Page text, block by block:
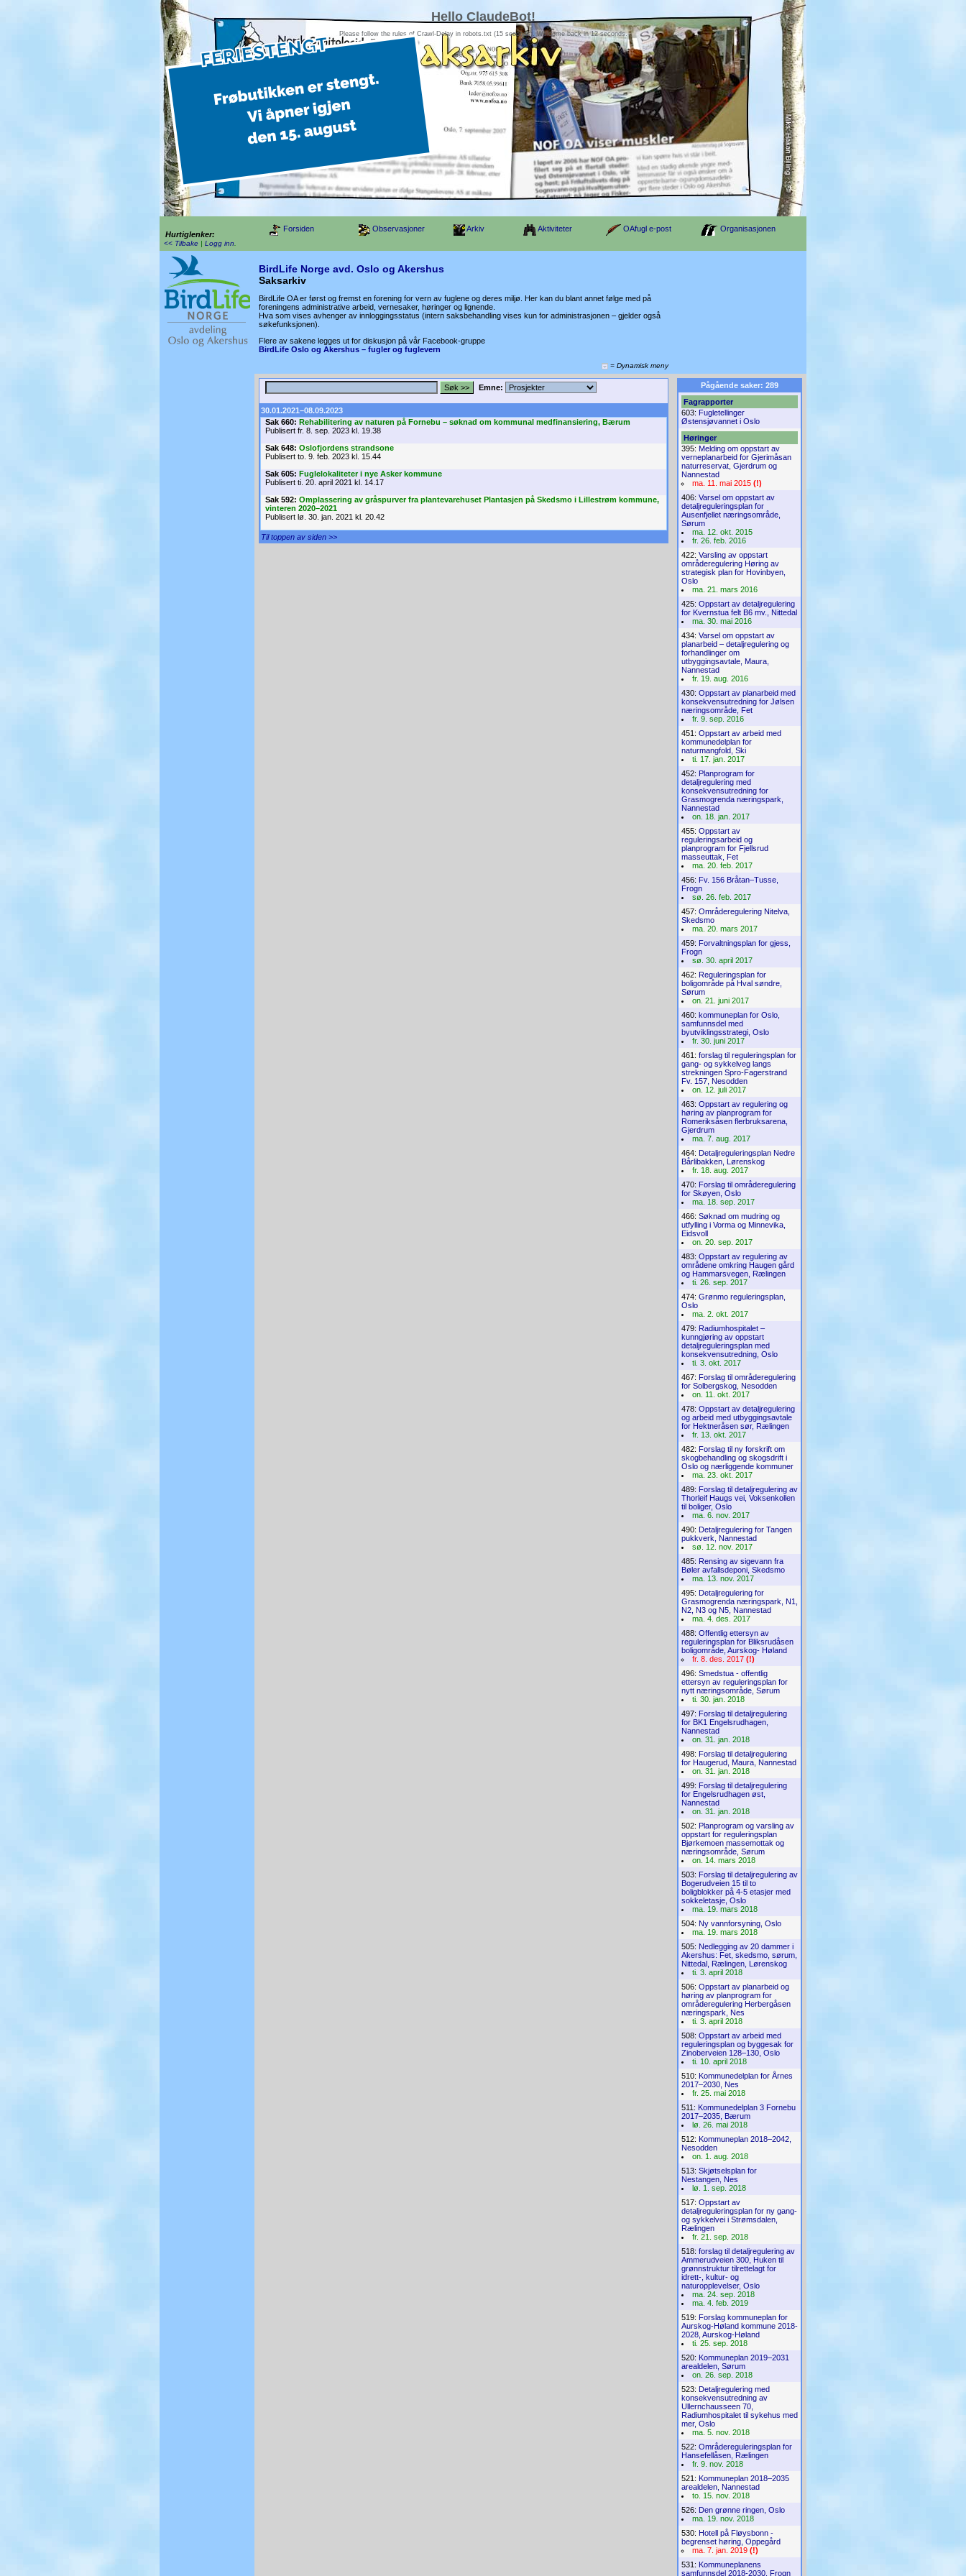
Hurtiglenker:
Forsiden Observasjoner Arkiv Aktiviteter OAfugl e-post Organisasjonen
Hello ClaudeBot!
Please follow the rules of Crawl-Delay in robots.txt (15 seconds). Welcome back in 12 seconds.
<< Tilbake | Logg inn
BirdLife Norge avd. Oslo og Akershus
Saksarkiv
BirdLife OA er først og fremst en forening for vern av fuglene og deres miljø. Her kan du blant annet følge med på
foreningens administrative arbeid, vernesaker, høringer og lignende.
Hva som vises avhenger av innloggingsstatus (intern saksbehandling vises kun for administrasjonen – gjelder også
søkefunksjonen).
Flere av sakene legges ut for diskusjon på vår Facebook-gruppe
BirdLife Oslo og Akershus – fugler og fuglevern
= Dynamisk meny
Emne:
30.01.2021–08.09.2023
Sak 660: Rehabilitering av naturen på Fornebu – søknad om kommunal medfinansiering, Bærum
Publisert fr. 8. sep. 2023 kl. 19.38
Sak 648: Oslofjordens strandsone
Publisert to. 9. feb. 2023 kl. 15.44
Sak 605: Fuglelokaliteter i nye Asker kommune
Publisert ti. 20. april 2021 kl. 14.17
Sak 592: Omplassering av gråspurver fra plantevarehuset Plantasjen på Skedsmo i Lillestrøm kommune,
vinteren 2020–2021
Publisert lø. 30. jan. 2021 kl. 20.42
Til toppen av siden >>
Pågående saker: 289
Fagrapporter
603: Fugletellinger
Østensjøvannet i Oslo
Høringer
395: Melding om oppstart av
verneplanarbeid for Gjerimåsan
naturreservat, Gjerdrum og
Nannestad
ma. 11. mai 2015 (!)
406: Varsel om oppstart av
detaljreguleringsplan for
Ausenfjellet næringsområde,
Sørum
ma. 12. okt. 2015
fr. 26. feb. 2016
422: Varsling av oppstart
områderegulering Høring av
strategisk plan for Hovinbyen,
Oslo
ma. 21. mars 2016
425: Oppstart av detaljregulering
for Kvernstua felt B6 mv., Nittedal
ma. 30. mai 2016
434: Varsel om oppstart av
planarbeid – detaljregulering og
forhandlinger om
utbyggingsavtale, Maura,
Nannestad
fr. 19. aug. 2016
430: Oppstart av planarbeid med
konsekvensutredning for Jølsen
næringsområde, Fet
fr. 9. sep. 2016
451: Oppstart av arbeid med
kommunedelplan for
naturmangfold, Ski
ti. 17. jan. 2017
452: Planprogram for
detaljregulering med
konsekvensutredning for
Grasmogrenda næringspark,
Nannestad
on. 18. jan. 2017
455: Oppstart av
reguleringsarbeid og
planprogram for Fjellsrud
masseuttak, Fet
ma. 20. feb. 2017
456: Fv. 156 Bråtan–Tusse,
Frogn
sø. 26. feb. 2017
457: Områderegulering Nitelva,
Skedsmo
ma. 20. mars 2017
459: Forvaltningsplan for gjess,
Frogn
sø. 30. april 2017
462: Reguleringsplan for
boligområde på Hval søndre,
Sørum
on. 21. juni 2017
460: kommuneplan for Oslo,
samfunnsdel med
byutviklingsstrategi, Oslo
fr. 30. juni 2017
461: forslag til reguleringsplan for
gang- og sykkelveg langs
strekningen Spro-Fagerstrand
Fv. 157, Nesodden
on. 12. juli 2017
463: Oppstart av regulering og
høring av planprogram for
Romeriksåsen flerbruksarena,
Gjerdrum
ma. 7. aug. 2017
464: Detaljreguleringsplan Nedre
Bårlibakken, Lørenskog
fr. 18. aug. 2017
470: Forslag til områderegulering
for Skøyen, Oslo
ma. 18. sep. 2017
466: Søknad om mudring og
utfylling i Vorma og Minnevika,
Eidsvoll
on. 20. sep. 2017
483: Oppstart av regulering av
områdene omkring Haugen gård
og Hammarsvegen, Rælingen
ti. 26. sep. 2017
474: Grønmo reguleringsplan,
Oslo
ma. 2. okt. 2017
479: Radiumhospitalet –
kunngjøring av oppstart
detaljreguleringsplan med
konsekvensutredning, Oslo
ti. 3. okt. 2017
467: Forslag til områderegulering
for Solbergskog, Nesodden
on. 11. okt. 2017
478: Oppstart av detaljregulering
og arbeid med utbyggingsavtale
for Hektneråsen sør, Rælingen
fr. 13. okt. 2017
482: Forslag til ny forskrift om
skogbehandling og skogsdrift i
Oslo og nærliggende kommuner
ma. 23. okt. 2017
489: Forslag til detaljregulering av
Thorleif Haugs vei, Voksenkollen
til boliger, Oslo
ma. 6. nov. 2017
490: Detaljregulering for Tangen
pukkverk, Nannestad
sø. 12. nov. 2017
485: Rensing av sigevann fra
Bøler avfallsdeponi, Skedsmo
ma. 13. nov. 2017
495: Detaljregulering for
Grasmogrenda næringspark, N1,
N2, N3 og N5, Nannestad
ma. 4. des. 2017
488: Offentlig ettersyn av
reguleringsplan for Bliksrudåsen
boligområde, Aurskog- Høland
fr. 8. des. 2017 (!)
496: Smedstua - offentlig
ettersyn av reguleringsplan for
nytt næringsområde, Sørum
ti. 30. jan. 2018
497: Forslag til detaljregulering
for BK1 Engelsrudhagen,
Nannestad
on. 31. jan. 2018
498: Forslag til detaljregulering
for Haugerud, Maura, Nannestad
on. 31. jan. 2018
499: Forslag til detaljregulering
for Engelsrudhagen øst,
Nannestad
on. 31. jan. 2018
502: Planprogram og varsling av
oppstart for reguleringsplan
Bjørkemoen massemottak og
næringsområde, Sørum
on. 14. mars 2018
503: Forslag til detaljregulering av
Bogerudveien 15 til to
boligblokker på 4-5 etasjer med
sokkeletasje, Oslo
ma. 19. mars 2018
504: Ny vannforsyning, Oslo
ma. 19. mars 2018
505: Nedlegging av 20 dammer i
Akershus: Fet, skedsmo, sørum,
Nittedal, Rælingen, Lørenskog
ti. 3. april 2018
506: Oppstart av planarbeid og
høring av planprogram for
områderegulering Herbergåsen
næringspark, Nes
ti. 3. april 2018
508: Oppstart av arbeid med
reguleringsplan og byggesak for
Zinoberveien 128–130, Oslo
ti. 10. april 2018
510: Kommunedelplan for Årnes
2017–2030, Nes
fr. 25. mai 2018
511: Kommunedelplan 3 Fornebu
2017–2035, Bærum
lø. 26. mai 2018
512: Kommuneplan 2018–2042,
Nesodden
on. 1. aug. 2018
513: Skjøtselsplan for
Nestangen, Nes
lø. 1. sep. 2018
517: Oppstart av
detaljreguleringsplan for ny gang-
og sykkelvei i Strømsdalen,
Rælingen
fr. 21. sep. 2018
518: forslag til detaljregulering av
Ammerudveien 300, Huken til
grønnstruktur tilrettelagt for
idrett-, kultur- og
naturopplevelser, Oslo
ma. 24. sep. 2018
ma. 4. feb. 2019
519: Forslag kommuneplan for
Aurskog-Høland kommune 2018-
2028, Aurskog-Høland
ti. 25. sep. 2018
520: Kommuneplan 2019–2031
arealdelen, Sørum
on. 26. sep. 2018
523: Detaljregulering med
konsekvensutredning av
Ullernchausseen 70,
Radiumhospitalet til sykehus med
mer, Oslo
ma. 5. nov. 2018
522: Områdereguleringsplan for
Hansefellåsen, Rælingen
fr. 9. nov. 2018
521: Kommuneplan 2018–2035
arealdelen, Nannestad
to. 15. nov. 2018
526: Den grønne ringen, Oslo
ma. 19. nov. 2018
530: Hotell på Fløysbonn -
begrenset høring, Oppegård
ma. 7. jan. 2019 (!)
531: Kommuneplanens
samfunnsdel 2018-2030, Frogn